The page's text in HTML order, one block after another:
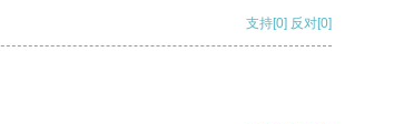
支持[0] 反对[0]